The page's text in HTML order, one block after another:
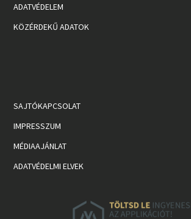
ADATVÉDELEM
KÖZÉRDEKŰ ADATOK
SAJTÓKAPCSOLAT
IMPRESSZUM
MÉDIAAJÁNLAT
ADATVÉDELMI ELVEK